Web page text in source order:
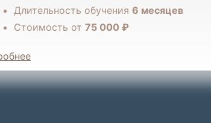
Длительность обучения 6 месяцев
Стоимость от 75 000 ₽